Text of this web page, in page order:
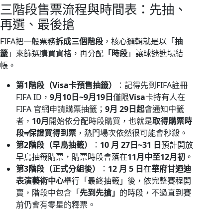
三階段售票流程與時間表：先抽、
再選、最後搶
FIFA把一般票務拆成三個階段 ，核心邏輯就是以「抽
籤」來篩選購買資格，再分配 「時段」讓球迷進場結
帳。
第1階段（Visa卡預售抽籤）
：記得先到FIFA註冊
FIFA ID， 9月10日~9月19日僅限Visa卡持有人在
FIFA 官網申請購票抽籤； 9月 29日起會通知中籤
者， 10月開始依分配時段購買，也就是取得購票時
段≠保證買得到票 ，熱門場次依然很可能會秒殺。
第2階段（早鳥抽籤）
： 10 月 27日~31 日預計開放
早鳥抽籤購票，購票時段會落在11月中至12月初 。
第3階段（正式分組後）
： 12 月 5 日在華府甘迺迪
表演藝術中心舉行「最終抽籤」後，依完整賽程開
賣，階段中包含「先到先搶」 的時段，不過直到賽
前仍會有零星的釋票。